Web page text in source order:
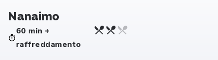
Nanaimo
60 min +
raffreddamento